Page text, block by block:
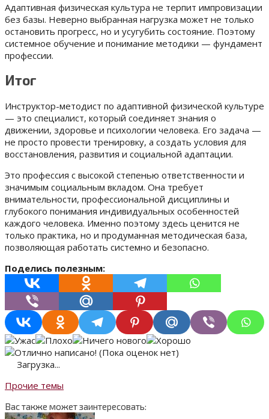
Адаптивная физическая культура не терпит импровизации
без базы. Неверно выбранная нагрузка может не только
остановить прогресс, но и усугубить состояние. Поэтому
системное обучение и понимание методики — фундамент
профессии.
Итог
Инструктор-методист по адаптивной физической культуре
— это специалист, который соединяет знания о
движении, здоровье и психологии человека. Его задача —
не просто провести тренировку, а создать условия для
восстановления, развития и социальной адаптации.
Это профессия с высокой степенью ответственности и
значимым социальным вкладом. Она требует
внимательности, профессиональной дисциплины и
глубокого понимания индивидуальных особенностей
каждого человека. Именно поэтому здесь ценится не
только практика, но и продуманная методическая база,
позволяющая работать системно и безопасно.
Поделись полезным:
(Пока оценок нет)
Загрузка...
Прочие темы
Вас также может заинтересовать: